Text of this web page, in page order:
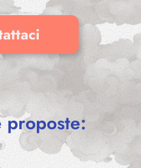
proposte: